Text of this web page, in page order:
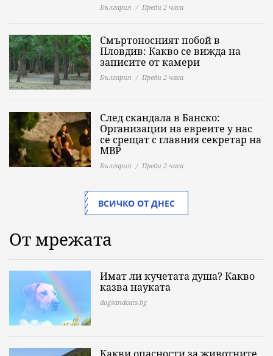
България Преди 2 часа
Смъртоносният побой в
Пловдив: Какво се вижда на
записите от камери
България Преди 2 часа
След скандала в Банско:
Организации на евреите у нас
се срещат с главния секретар на
МВР
България Преди 2 часа
ВСИЧКО ОТ ДНЕС
От мрежата
Имат ли кучетата душа? Какво
казва науката
dogsandcats.bg